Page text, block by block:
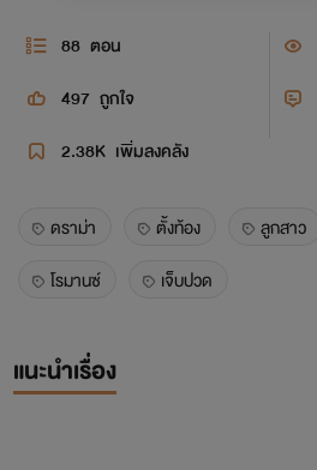
88 ตอน
497 ถูกใจ
2.38K เพิ่มลงคลัง
ดราม่า ตั้งท้อง ลูกสาว
โรมานซ์
เจ็บปวด
แนะนำเรื่อง